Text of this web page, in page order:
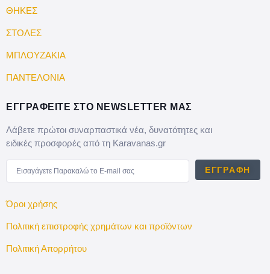
ΘΗΚΕΣ
ΣΤΟΛΕΣ
ΜΠΛΟΥΖΑΚΙΑ
ΠΑΝΤΕΛΟΝΙΑ
ΕΓΓΡΑΦΕΙΤΕ ΣΤΟ NEWSLETTER ΜΑΣ
Λάβετε πρώτοι συναρπαστικά νέα, δυνατότητες και
ειδικές προσφορές από τη Karavanas.gr
ΕΓΓΡΑΦΉ
Όροι χρήσης
Πολιτική επιστροφής χρημάτων και προϊόντων
Πολιτική Απορρήτου